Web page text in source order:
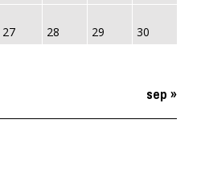
27 28 29 30
sep »